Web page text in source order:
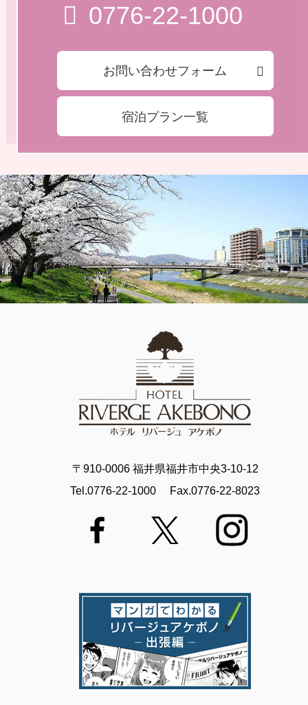
0776-22-1000
お問い合わせフォーム
宿泊プラン一覧
〒910-0006 福井県福井市中央3-10-12
Tel.0776-22-1000
Fax.0776-22-8023